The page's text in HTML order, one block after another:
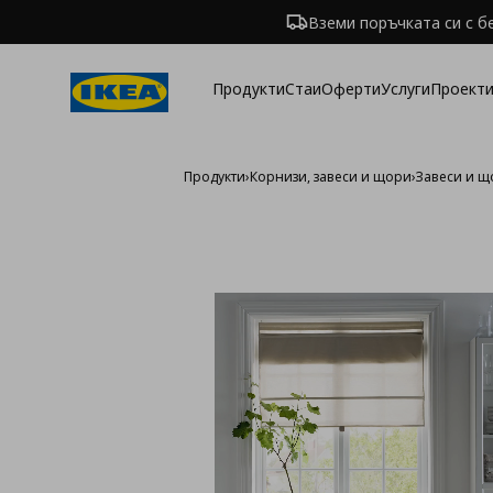
Вземи поръчката си с
ПродуктиСтаиОфертиУслуги
Продукти›Корнизи, завеси и щори›Завеси и